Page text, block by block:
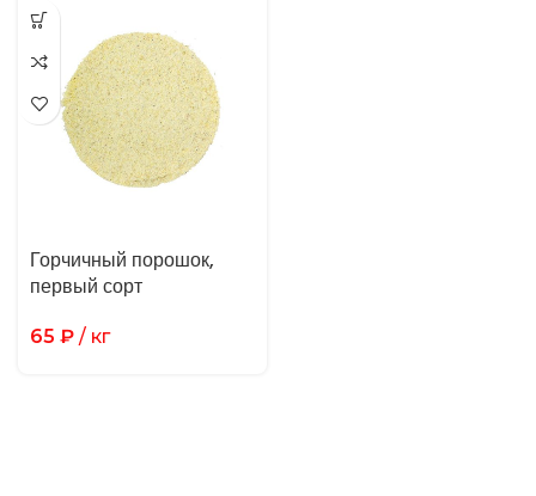
Горчичный порошок,
первый сорт
65 ₽ / кг